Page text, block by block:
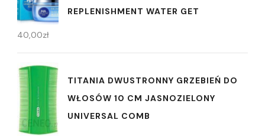
REPLENISHMENT WATER GET
40,00zł
TITANIA DWUSTRONNY GRZEBIEŃ DO
WŁOSÓW 10 CM JASNOZIELONY
UNIVERSAL COMB